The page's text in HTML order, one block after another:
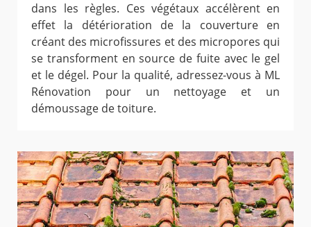
dans les règles. Ces végétaux accélèrent en
effet la détérioration de la couverture en
créant des microfissures et des micropores qui
se transforment en source de fuite avec le gel
et le dégel. Pour la qualité, adressez-vous à ML
Rénovation pour un nettoyage et un
démoussage de toiture.